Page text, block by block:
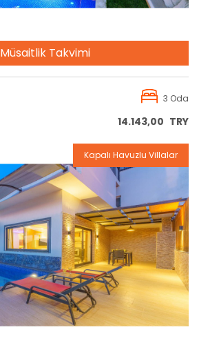
Müsaitlik Takvimi
3 Oda
14.143,00 TRY
Rezervasyon
Kapalı Havuzlu Villalar